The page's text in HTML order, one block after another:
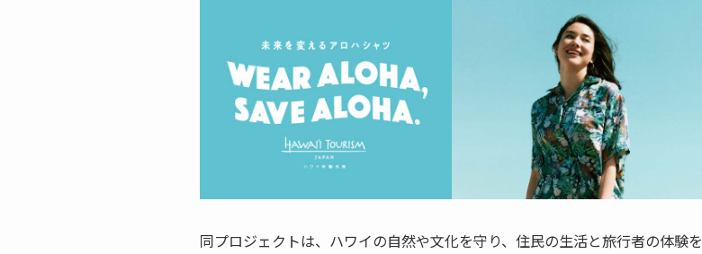
同プロジェクトは、ハワイの自然や文化を守り、住民の生活と旅行者の体験を